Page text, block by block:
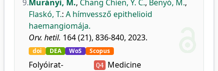
9.Murányi, M., Chang Chien, Y. C., Benyó, M.,
Flaskó, T.: A hímvessző epithelioid
haemangiomája.
Orv. hetil. 164 (21), 836-840, 2023.
doi DEA WoS Scopus
Folyóirat-
Q4 Medicine